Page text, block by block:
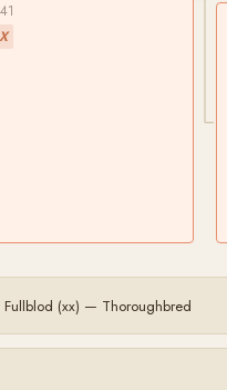
Fullblod (xx) — Thoroughbred